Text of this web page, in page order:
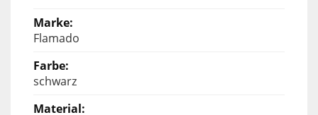
Flamado
schwarz